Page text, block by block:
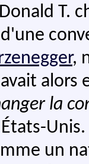
T.
,
alors
la
un